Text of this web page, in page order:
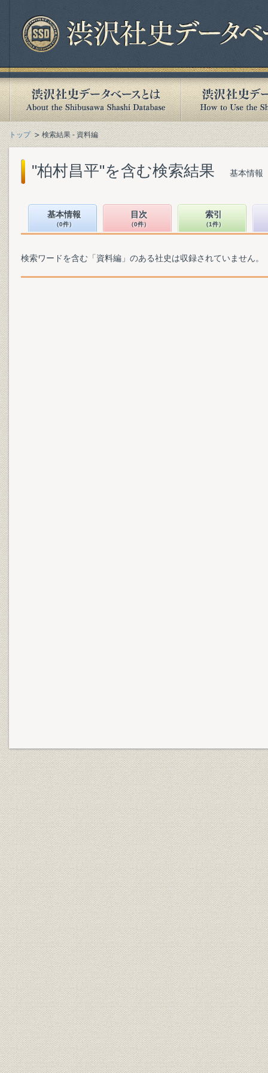
トップ 検索結果 - 資料編
"柏村昌平"を含む検索結果 基本情報
基本情報
（0件）
目次
（0件）
索引
（1件）
検索ワードを含む「資料編」のある社史は収録されていません。